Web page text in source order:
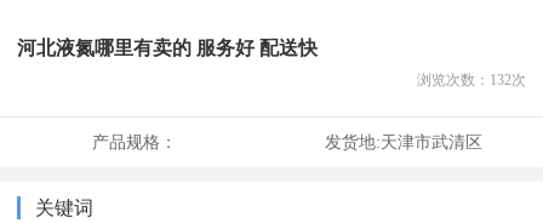
河北液氮哪里有卖的 服务好 配送快
浏览次数： 132次
产品规格： 发货地:天津市武清区
关键词